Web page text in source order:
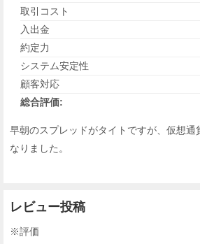
取引コスト
入出金
約定力
システム安定性
顧客対応
総合評価:
早朝のスプレッドがタイトですが、仮想通
なりました。
レビュー投稿
※評価